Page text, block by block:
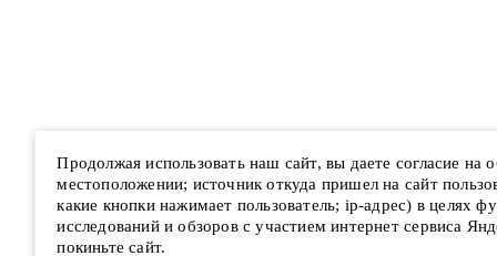
Продолжая использовать наш сайт, вы даете согласие на
местоположении; источник откуда пришел на сайт
какие кнопки нажимает пользователь; ip-адрес) в целях
исследований и обзоров с участием интернет сервиса
покиньте сайт.